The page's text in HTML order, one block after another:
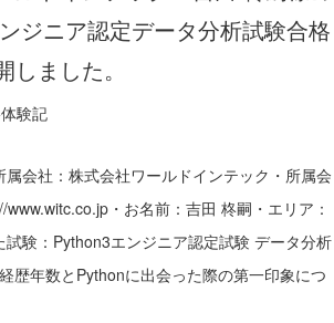
ジニア認定データ分析試験合格
ました。
験記
会社：株式会社ワールドインテック・所属会
・お名前：吉田 柊嗣・エリア：
試験：Python3エンジニア認定試験 データ分析
歴年数とPythonに出会った際の第一印象につ